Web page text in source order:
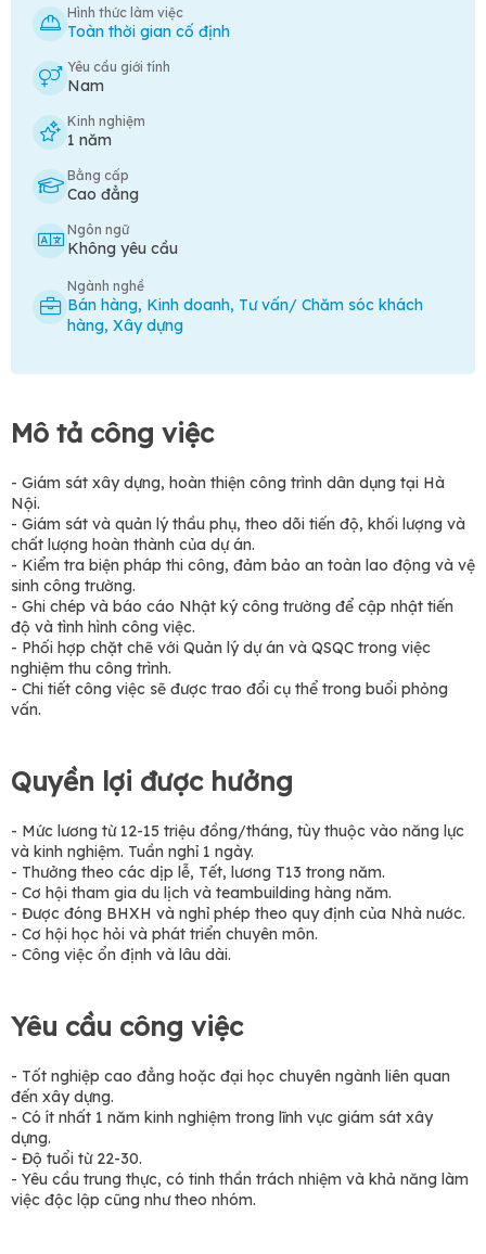
Hình thức làm việc
Toàn thời gian cố định
Yêu cầu giới tính
Nam
Kinh nghiệm
1 năm
Bằng cấp
Cao đẳng
Ngôn ngữ
Không yêu cầu
Ngành nghề
Bán hàng, Kinh doanh, Tư vấn/ Chăm sóc khách
hàng, Xây dựng
Mô tả công việc
- Giám sát xây dựng, hoàn thiện công trình dân dụng tại Hà
Nội.
- Giám sát và quản lý thầu phụ, theo dõi tiến độ, khối lượng và
chất lượng hoàn thành của dự án.
- Kiểm tra biện pháp thi công, đảm bảo an toàn lao động và vệ
sinh công trường.
- Ghi chép và báo cáo Nhật ký công trường để cập nhật tiến
độ và tình hình công việc.
- Phối hợp chặt chẽ với Quản lý dự án và QSQC trong việc
nghiệm thu công trình.
- Chi tiết công việc sẽ được trao đổi cụ thể trong buổi phỏng
vấn.
Quyền lợi được hưởng
- Mức lương từ 12-15 triệu đồng/tháng, tùy thuộc vào năng lực
và kinh nghiệm. Tuần nghỉ 1 ngày.
- Thưởng theo các dịp lễ, Tết, lương T13 trong năm.
- Cơ hội tham gia du lịch và teambuilding hàng năm.
- Được đóng BHXH và nghỉ phép theo quy định của Nhà nước.
- Cơ hội học hỏi và phát triển chuyên môn.
- Công việc ổn định và lâu dài.
Yêu cầu công việc
- Tốt nghiệp cao đẳng hoặc đại học chuyên ngành liên quan
đến xây dựng.
- Có ít nhất 1 năm kinh nghiệm trong lĩnh vực giám sát xây
dựng.
- Độ tuổi từ 22-30.
- Yêu cầu trung thực, có tinh thần trách nhiệm và khả năng làm
việc độc lập cũng như theo nhóm.